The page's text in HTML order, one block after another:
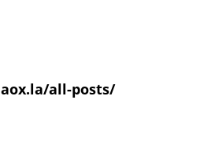
all-posts/